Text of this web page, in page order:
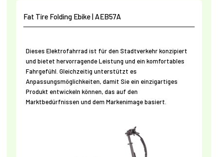
Fat Tire Folding Ebike | AEB57A
Dieses Elektrofahrrad ist für den Stadtverkehr konzipiert
und bietet hervorragende Leistung und ein komfortables
Fahrgefühl. Gleichzeitig unterstützt es
Anpassungsmöglichkeiten, damit Sie ein einzigartiges
Produkt entwickeln können, das auf den
Marktbedürfnissen und dem Markenimage basiert.